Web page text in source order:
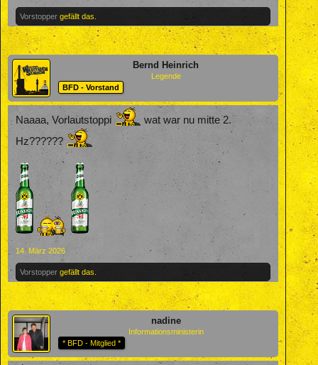
Vorstopper gefällt das.
Bernd Heinrich
Legende
BFD - Vorstand
Naaaa, Vorlautstoppi
wat war nu mitte 2.
Hz??????
14. März 2026
Vorstopper gefällt das.
nadine
Informationsministerin
* BFD - Mitglied *